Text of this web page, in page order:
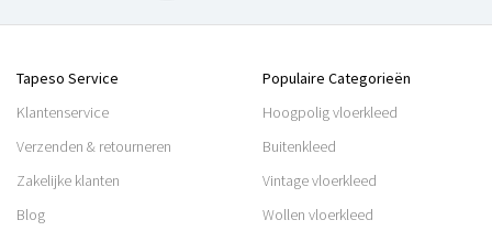
Tapeso Service
Klantenservice
Verzenden & retourneren
Zakelijke klanten
Blog
Populaire Categorieën
Hoogpolig vloerkleed
Buitenkleed
Vintage vloerkleed
Wollen vloerkleed